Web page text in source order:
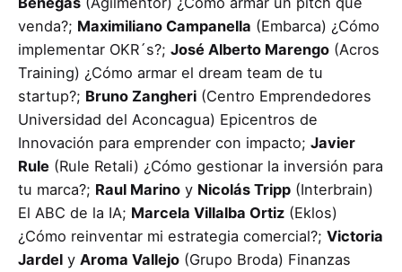
venda?; Maximiliano Campanella (Embarca) ¿Cómo
implementar OKR´s?; José Alberto Marengo (Acros
Training) ¿Cómo armar el dream team de tu
startup?; Bruno Zangheri (Centro Emprendedores
Universidad del Aconcagua) Epicentros de
Innovación para emprender con impacto; Javier
Rule (Rule Retali) ¿Cómo gestionar la inversión para
tu marca?; Raul Marino y Nicolás Tripp (Interbrain)
El ABC de la IA; Marcela Villalba Ortiz (Eklos)
¿Cómo reinventar mi estrategia comercial?; Victoria
Jardel y Aroma Vallejo (Grupo Broda) Finanzas